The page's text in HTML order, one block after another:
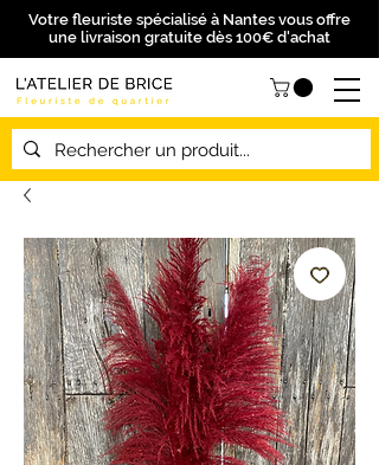
Votre fleuriste spécialisé à Nantes vous offre
une livraison gratuite dès 100€ d'achat